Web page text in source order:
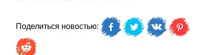
Поделиться новостью: